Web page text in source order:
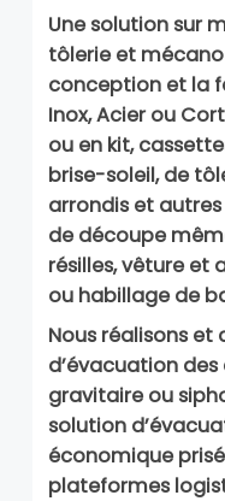
Une solution sur
tôlerie et
conception et la
Inox, Acier ou
ou en kit,
brise-soleil, de
arrondis et
de découpe
résilles, vêture et
ou habillage de
Nous réalisons
d’évacuation
gravitaire ou
solution
économique
plateformes